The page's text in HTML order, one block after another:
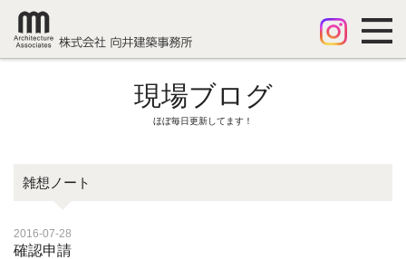
現場ブログ
ほぼ毎日更新してます！
雑想ノート
2016-07-28
確認申請